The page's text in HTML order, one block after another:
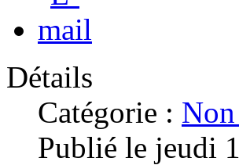
Détails
Catégorie :
Publié le jeudi